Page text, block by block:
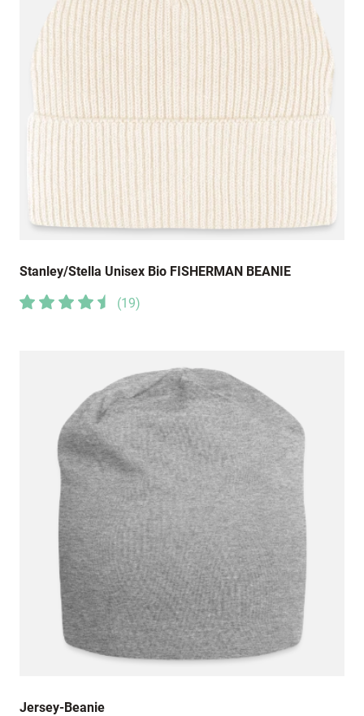
Stanley/Stella Unisex Bio FISHERMAN BEANIE
(19)
Jersey-Beanie